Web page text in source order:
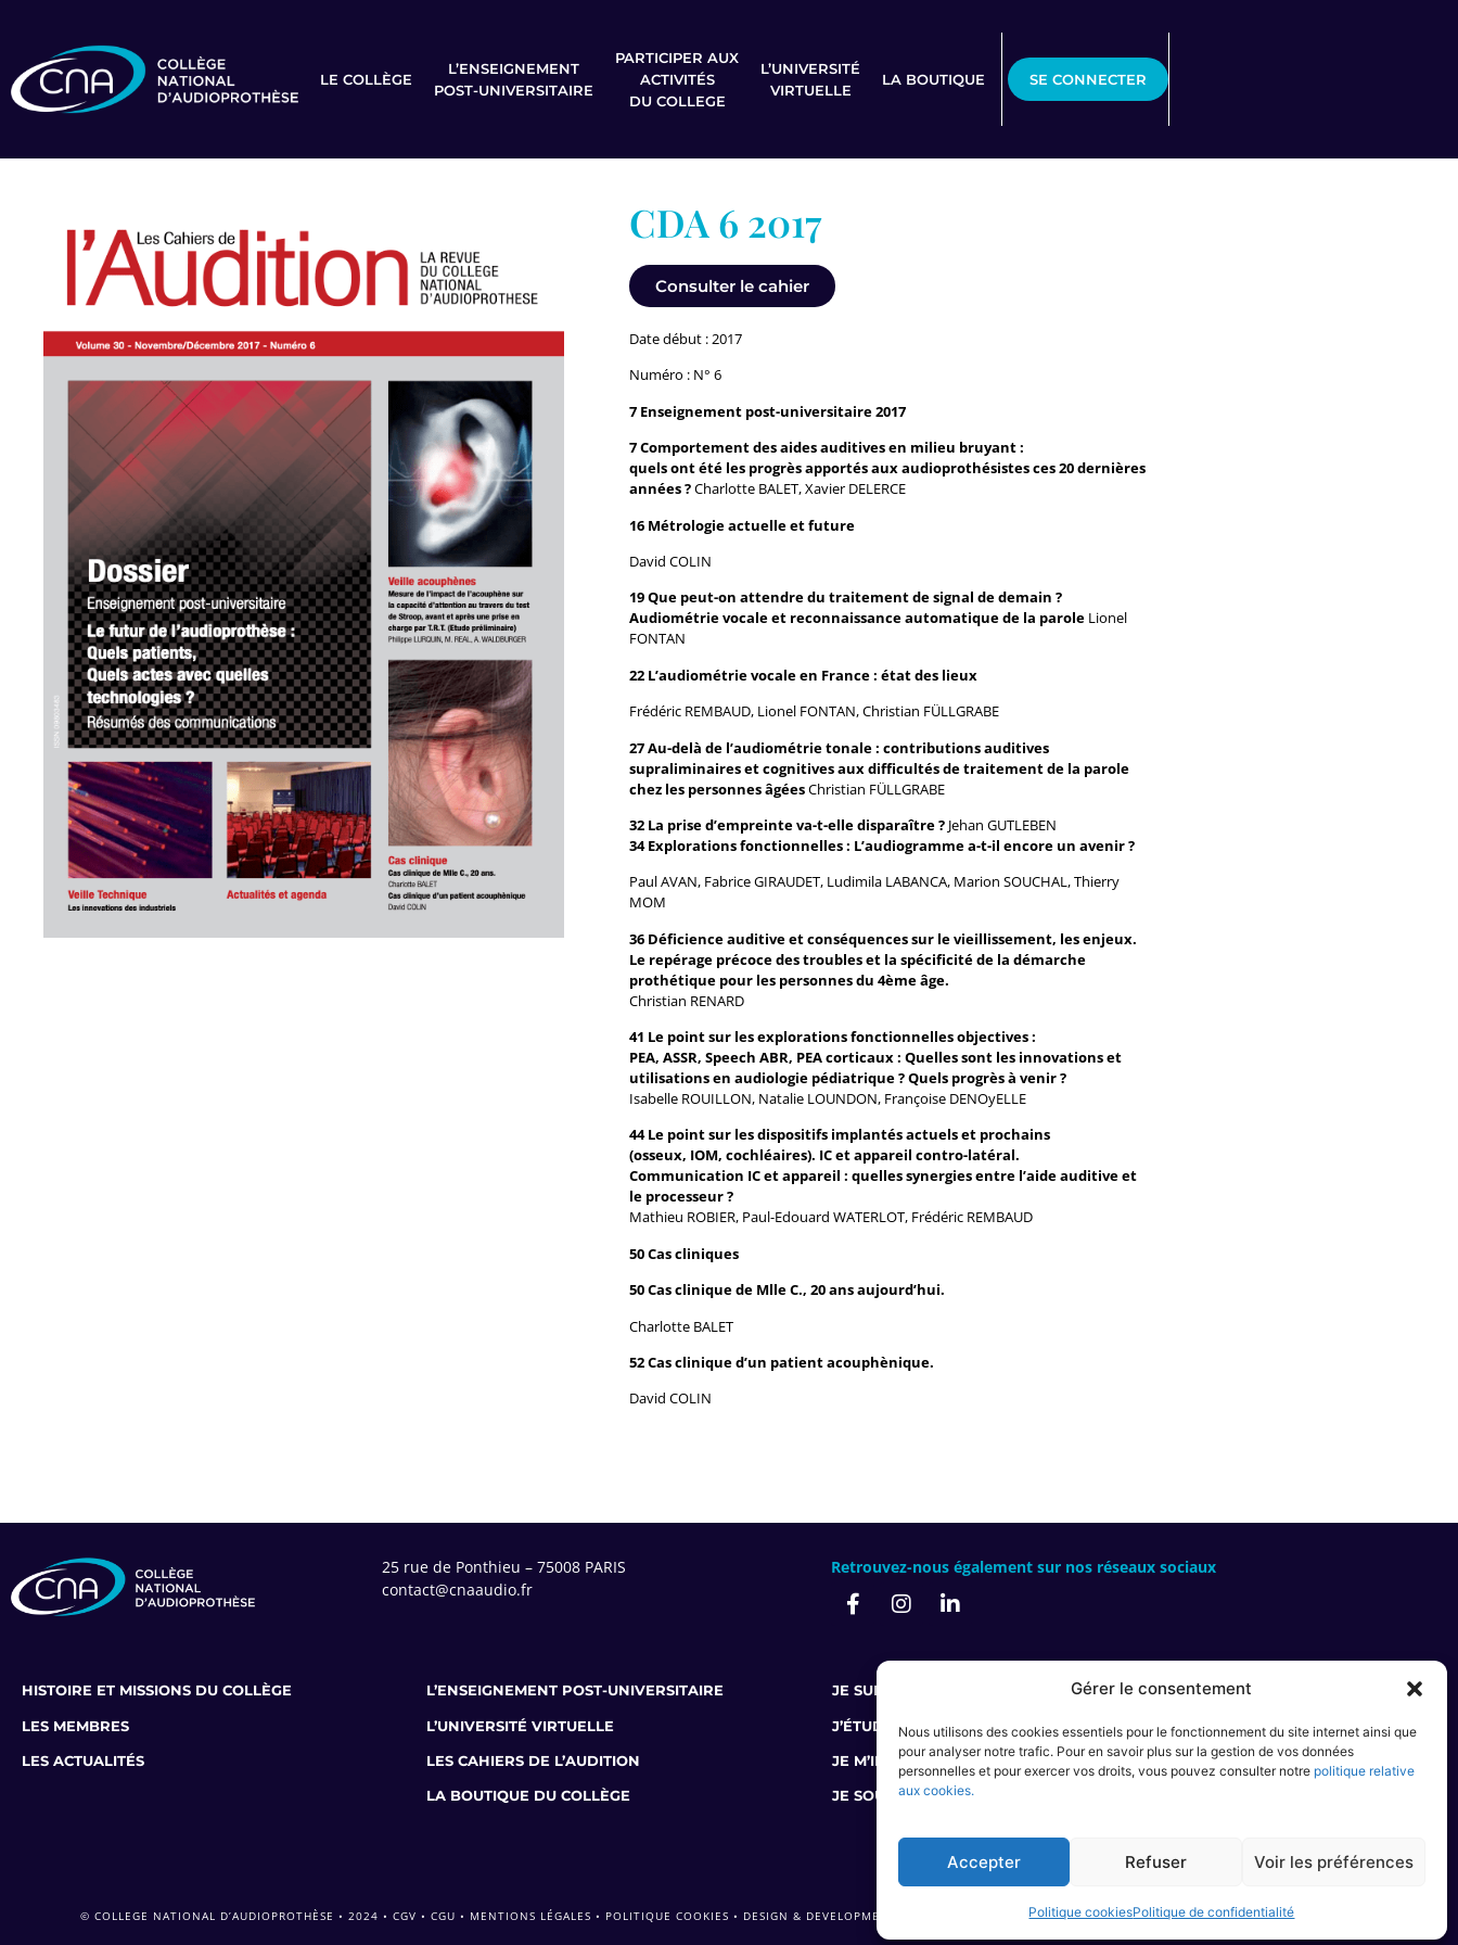
Gérer le consentement
Nous utilisons des cookies essentiels pour le fonctionnement du site internet ainsi que
pour analyser notre trafic. Pour en savoir plus sur la gestion de vos données
personnelles et pour exercer vos droits, vous pouvez consulter notre politique relative
aux cookies.
Accepter Refuser Voir les préférences
Politique cookiesPolitique de confidentialité
LE COLLÈGE
L’ENSEIGNEMENT
POST-UNIVERSITAIRE
PARTICIPER AUX
ACTIVITÉS
DU COLLEGE
L’UNIVERSITÉ
VIRTUELLE
LA BOUTIQUE SE CONNECTER
CDA 6 2017
Consulter le cahier
Date début : 2017
Numéro : N° 6
7 Enseignement post-universitaire 2017
7 Comportement des aides auditives en milieu bruyant :
quels ont été les progrès apportés aux audioprothésistes ces 20 dernières
années ?Charlotte BALET, Xavier DELERCE
16 Métrologie actuelle et future
David COLIN
19 Que peut-on attendre du traitement de signal de demain ?
Audiométrie vocale et reconnaissance automatique de la parole Lionel
FONTAN
22 L’audiométrie vocale en France : état des lieux
Frédéric REMBAUD, Lionel FONTAN, Christian FÜLLGRABE
27 Au-delà de l’audiométrie tonale : contributions auditives
supraliminaires et cognitives aux difficultés de traitement de la parole
chez les personnes âgéesChristian FÜLLGRABE
32 La prise d’empreinte va-t-elle disparaître ? Jehan GUTLEBEN
34 Explorations fonctionnelles : L’audiogramme a-t-il encore un avenir ?
Paul AVAN, Fabrice GIRAUDET, Ludimila LABANCA, Marion SOUCHAL, Thierry
MOM
36 Déficience auditive et conséquences sur le vieillissement, les enjeux.
Le repérage précoce des troubles et la spécificité de la démarche
prothétique pour les personnes du 4ème âge.
Christian RENARD
41 Le point sur les explorations fonctionnelles objectives :
PEA, ASSR, Speech ABR, PEA corticaux : Quelles sont les innovations et
utilisations en audiologie pédiatrique ? Quels progrès à venir ?
Isabelle ROUILLON, Natalie LOUNDON, Françoise DENOyELLE
44 Le point sur les dispositifs implantés actuels et prochains
(osseux, IOM, cochléaires). IC et appareil contro-latéral.
Communication IC et appareil : quelles synergies entre l’aide auditive et
le processeur ?
Mathieu ROBIER, Paul-Edouard WATERLOT, Frédéric REMBAUD
50 Cas cliniques
50 Cas clinique de Mlle C., 20 ans aujourd’hui.
Charlotte BALET
52 Cas clinique d’un patient acouphènique.
David COLIN
25 rue de Ponthieu – 75008 PARIS
contact@cnaaudio.fr
Retrouvez-nous également sur nos réseaux sociaux
HISTOIRE ET MISSIONS DU COLLÈGE
LES MEMBRES
LES ACTUALITÉS
L’ENSEIGNEMENT POST-UNIVERSITAIRE
L’UNIVERSITÉ VIRTUELLE
LES CAHIERS DE L’AUDITION
LA BOUTIQUE DU COLLÈGE
JE SUIS AUDIOPROTHÉSISTE
J’ÉTUDIE L’AUDIOPROTHÈSE
JE M’INFORME SUR LE MÉTIER
JE SOUHAITE ME FORMER
© COLLEGE NATIONAL D’AUDIOPROTHÈSE • 2024 • CGV • CGU • MENTIONS LÉGALES • POLITIQUE COOKIES • DESIGN & DEVELOPMENT BY AGENCE INVIVO –WAW GRAFIK& GALB